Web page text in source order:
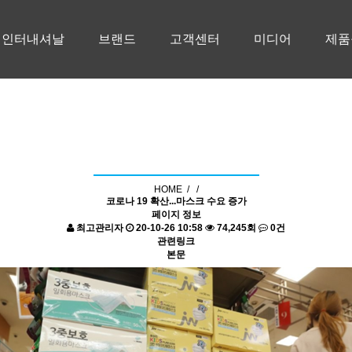
터내셔날 브랜드 고객센터 미디어 제
HOME /
/
코로나 19 확산...마스크 수요 증가
페이지 정보
최고관리자
20-10-26 10:58 74,245회
0건
관련링크
본문